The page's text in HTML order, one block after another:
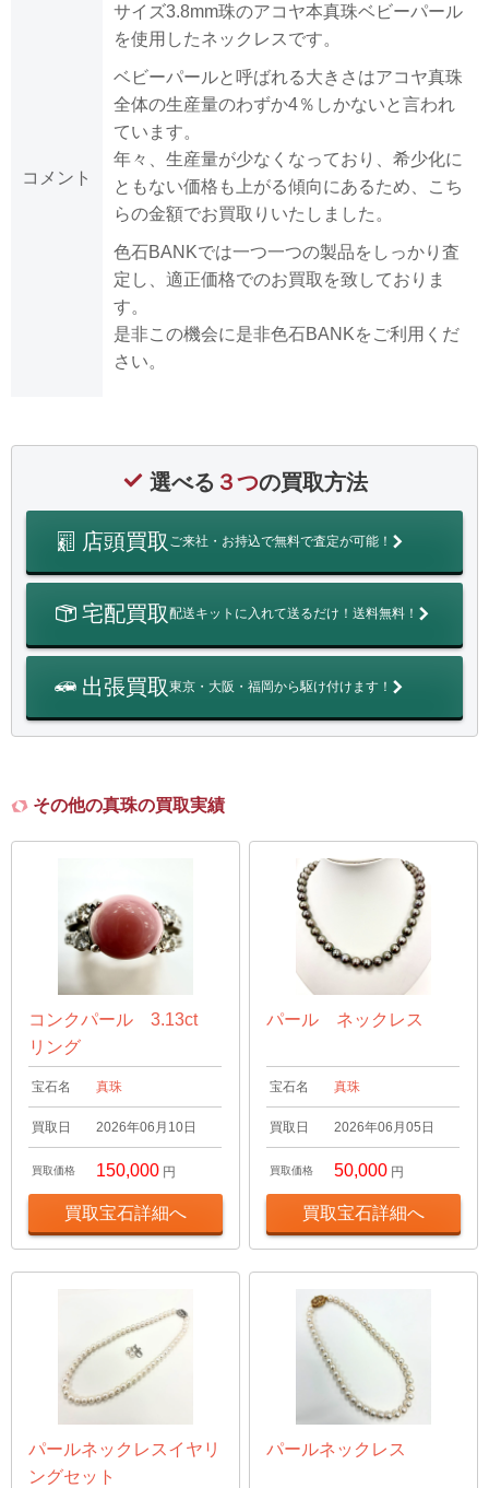
コメント
サイズ3.8mm珠のアコヤ本真珠ベビーパール
を使用したネックレスです。
ベビーパールと呼ばれる大きさはアコヤ真珠
全体の生産量のわずか4％しかないと言われ
ています。
年々、生産量が少なくなっており、希少化に
ともない価格も上がる傾向にあるため、こち
らの金額でお買取りいたしました。
色石BANKでは一つ一つの製品をしっかり査
定し、適正価格でのお買取を致しておりま
す。
是非この機会に是非色石BANKをご利用くだ
さい。
選べる ３つの買取方法
店頭買取 ご来社・お持込で無料で査定が可能！
宅配買取配送キットに入れて送るだけ！送料無料！
出張買取東京・大阪・福岡から駆け付けます！
その他の真珠の買取実績
コンクパール 3.13ct
リング
宝石名 真珠
買取日 2026年06月10日
買取価格 150,000 円
買取宝石詳細へ
パール ネックレス
宝石名 真珠
買取日 2026年06月05日
買取価格 50,000 円
買取宝石詳細へ
パールネックレスイヤリ
ングセット
パールネックレス